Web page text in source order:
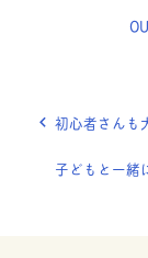
初心者さんも大丈